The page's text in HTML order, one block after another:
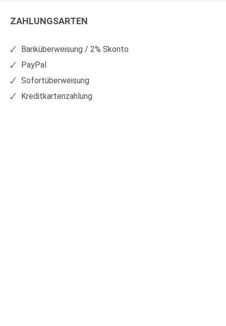
auf
auf
ZAHLUNGSARTEN
Banküberweisung / 2% Skonto
PayPal
Sofortüberweisung
Kreditkartenzahlung